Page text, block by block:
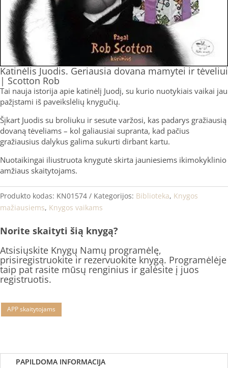
Katinėlis Juodis. Geriausia dovana mamytei ir tėveliui
| Scotton Rob
Tai nauja istorija apie katinėlį Juodį, su kurio nuotykiais vaikai jau
pažįstami iš paveikslėlių knygučių.
Šįkart Juodis su broliuku ir sesute varžosi, kas padarys gražiausią
dovaną tėveliams – kol galiausiai supranta, kad pačius
gražiausius dalykus galima sukurti dirbant kartu.
Nuotaikingai iliustruota knygutė skirta jauniesiems ikimokyklinio
amžiaus skaitytojams.
Produkto kodas: KN01574 Kategorijos: Biblioteka, Knygos
mažiausiems, Knygos vaikams
Norite skaityti šią knygą?
Atsisiųskite Knygų Namų programėlę,
prisiregistruokite ir rezervuokite knygą. Programėlėje
taip pat rasite mūsų renginius ir galėsite į juos
registruotis.
APP skaitytojams
PAPILDOMA INFORMACIJA